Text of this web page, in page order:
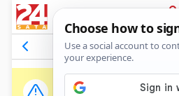
Komentari46
Važna obavijest: